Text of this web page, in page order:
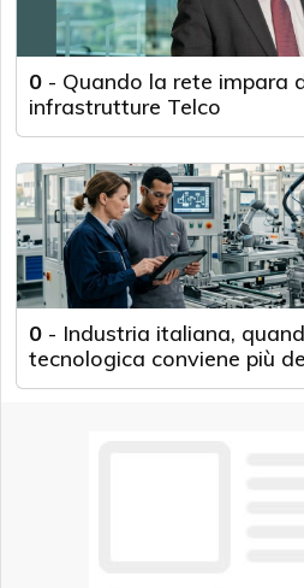
0 - Quando la rete impara
infrastrutture Telco
0 - Industria italiana,
tecnologica conviene più